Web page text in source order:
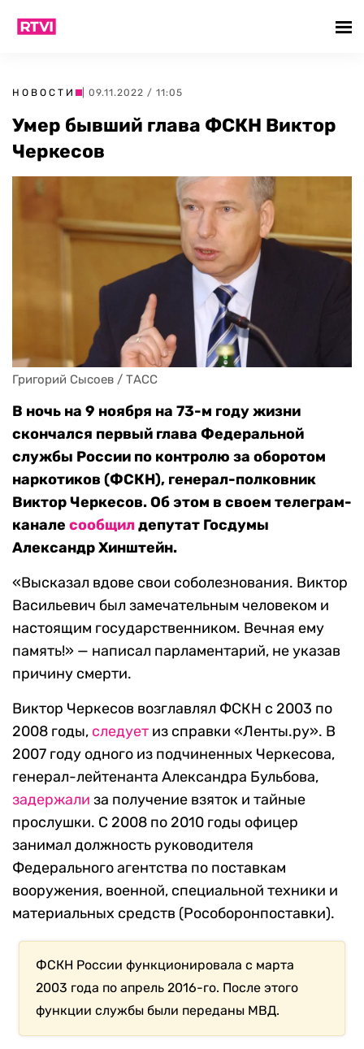
НОВОСТИ | 09.11.2022 / 11:05
Умер бывший глава ФСКН Виктор
Черкесов
Григорий Сысоев / ТАСС
В ночь на 9 ноября на 73-м году жизни
скончался первый глава Федеральной
службы России по контролю за оборотом
наркотиков (ФСКН), генерал-полковник
Виктор Черкесов. Об этом в своем телеграм-
канале сообщилдепутат Госдумы
Александр Хинштейн.
«Высказал вдове свои соболезнования. Виктор
Васильевич был замечательным человеком и
настоящим государственником. Вечная ему
память!» — написал парламентарий, не указав
причину смерти.
Виктор Черкесов возглавлял ФСКН с 2003 по
2008 годы, следует из справки «Ленты.ру». В
2007 году одного из подчиненных Черкесова,
генерал-лейтенанта Александра Бульбова,
задержали за получение взяток и тайные
прослушки. С 2008 по 2010 годы офицер
занимал должность руководителя
Федерального агентства по поставкам
вооружения, военной, специальной техники и
материальных средств (Рособоронпоставки).
ФСКН России функционировала с марта
2003 года по апрель 2016-го. После этого
функции службы были переданы МВД.